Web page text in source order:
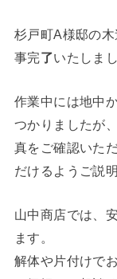
杉戸町A様邸の
事完了いたしま
作業中には地中
つかりましたが
真をご確認いた
だけるようご説
山中商店では、
ます。
解体や片付けで